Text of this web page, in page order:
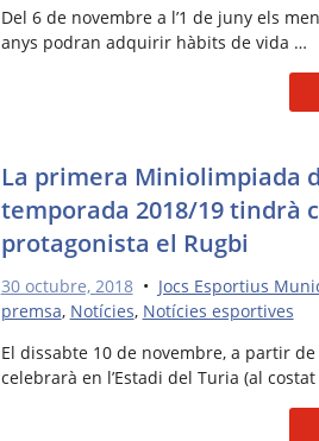
Del 6 de novembre a l’1 de juny els
anys podran adquirir hàbits de vida …
La primera Miniolimpiada
temporada 2018/19 tindrà
protagonista el Rugbi
30 octubre, 2018• Jocs Esportius
premsa, Notícies, Notícies esportives
El dissabte 10 de novembre, a partir de
celebrarà en l’Estadi del Turia (al